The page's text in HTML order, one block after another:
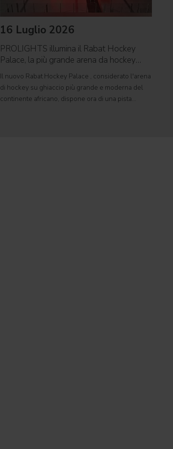
16 Luglio 2026
PROLIGHTS illumina il Rabat Hockey
Palace, la più grande arena da hockey
d'Africa
Il nuovo Rabat Hockey Palace , considerato l'arena
di hockey su ghiaccio più grande e moderna del
continente africano, dispone ora di una pista